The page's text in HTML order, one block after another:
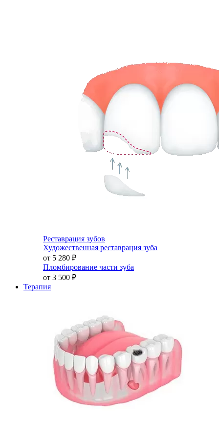
Реставрация зубов
Художественная реставрация зуба
от 5 280 ₽
Пломбирование части зуба
от 3 500 ₽
Терапия